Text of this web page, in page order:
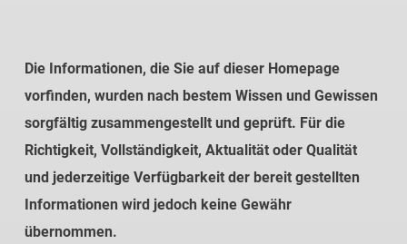
Die Informationen, die Sie auf dieser Homepage
vorfinden, wurden nach bestem Wissen und Gewissen
sorgfältig zusammengestellt und geprüft. Für die
Richtigkeit, Vollständigkeit, Aktualität oder Qualität
und jederzeitige Verfügbarkeit der bereit gestellten
Informationen wird jedoch keine Gewähr
übernommen.